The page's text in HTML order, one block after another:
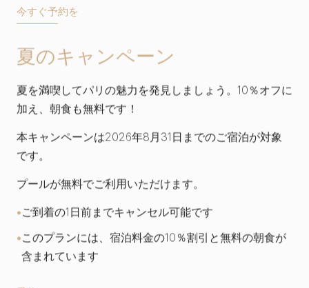
今すぐ予約を
夏のキャンペーン
夏を満喫してパリの魅力を発見しましょう。10％オフに
加え、朝食も無料です！
本キャンペーンは2026年8月31日までのご宿泊が対象
です。
プールが無料でご利用いただけます。
ご到着の1日前までキャンセル可能です
このプランには、宿泊料金の10％割引と無料の朝食が
含まれています